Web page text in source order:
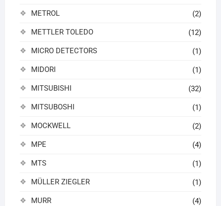
METROL (2)
METTLER TOLEDO (12)
MICRO DETECTORS (1)
MIDORI (1)
MITSUBISHI (32)
MITSUBOSHI (1)
MOCKWELL (2)
MPE (4)
MTS (1)
MÜLLER ZIEGLER (1)
MURR (4)